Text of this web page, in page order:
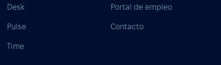
Desk
Pulse
Time
Portal de empleo
Contacto